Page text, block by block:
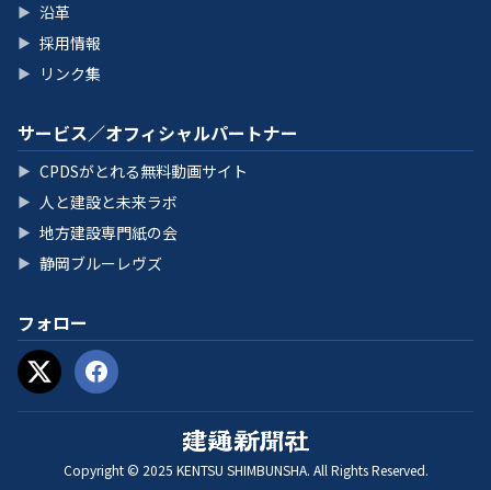
▶ 沿革
▶ 採用情報
▶ リンク集
サービス／オフィシャルパートナー
▶ CPDSがとれる無料動画サイト
▶ 人と建設と未来ラボ
▶ 地方建設専門紙の会
▶ 静岡ブルーレヴズ
フォロー
Copyright © 2025 KENTSU SHIMBUNSHA. All Rights Reserved.